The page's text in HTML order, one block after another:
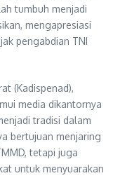
tumbuh menjadi
mengapresiasi
pengabdian TNI
(Kadispenad),
media dikantornya
tradisi dalam
bertujuan menjaring
tetapi juga
untuk menyuarakan